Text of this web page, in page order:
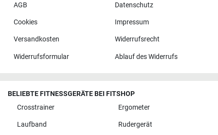
AGB
Datenschutz
Cookies Impressum
Versandkosten Widerrufsrecht
Widerrufsformular Ablauf des Widerrufs
BELIEBTE FITNESSGERÄTE BEI FITSHOP
Crosstrainer
Ergometer
Laufband Rudergerät